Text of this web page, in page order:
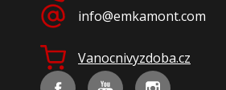
info@emkamont.com
Vanocnivyzdoba.cz